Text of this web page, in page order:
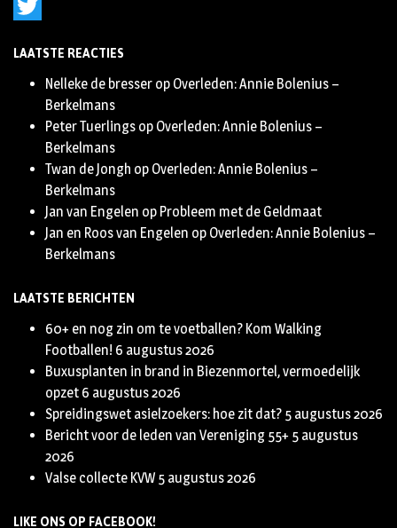
Instagram
LAATSTE REACTIES
Nelleke de bresser op Overleden: Annie Bolenius –
Berkelmans
Peter Tuerlings op Overleden: Annie Bolenius –
Berkelmans
Twan de Jongh op Overleden: Annie Bolenius –
Berkelmans
Jan van Engelen op Probleem met de Geldmaat
Jan en Roos van Engelen op Overleden: Annie Bolenius –
Berkelmans
LAATSTE BERICHTEN
60+ en nog zin om te voetballen? Kom Walking
Footballen! 6 augustus 2026
Buxusplanten in brand in Biezenmortel, vermoedelijk
opzet 6 augustus 2026
Spreidingswet asielzoekers: hoe zit dat? 5 augustus 2026
Bericht voor de leden van Vereniging 55+ 5 augustus
2026
Valse collecte KVW 5 augustus 2026
LIKE ONS OP FACEBOOK!